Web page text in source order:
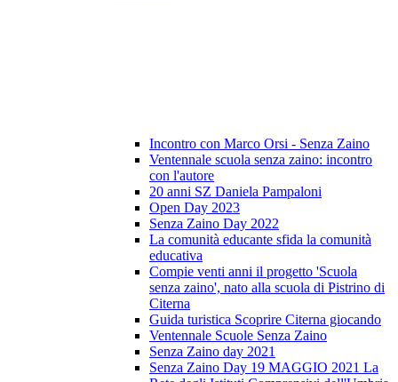
Incontro con Marco Orsi - Senza Zaino
Ventennale scuola senza zaino: incontro
con l'autore
20 anni SZ Daniela Pampaloni
Open Day 2023
Senza Zaino Day 2022
La comunità educante sfida la comunità
educativa
Compie venti anni il progetto 'Scuola
senza zaino', nato alla scuola di Pistrino di
Citerna
Guida turistica Scoprire Citerna giocando
Ventennale Scuole Senza Zaino
Senza Zaino day 2021
Senza Zaino Day 19 MAGGIO 2021 La